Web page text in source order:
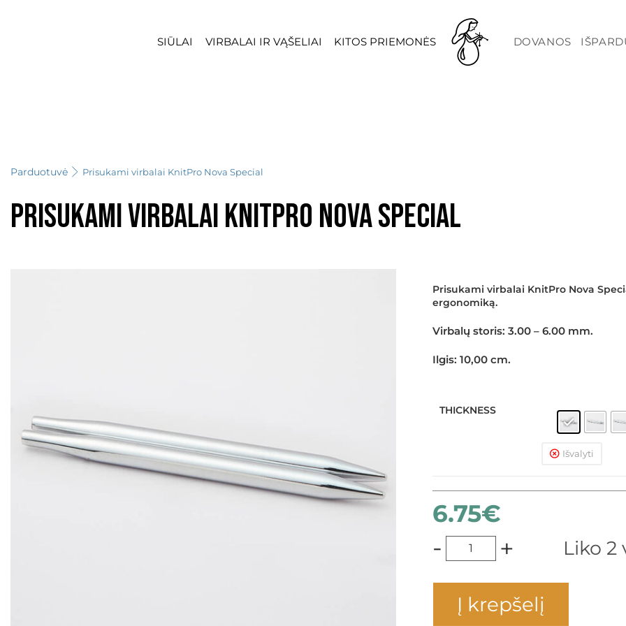
SIŪLAI VIRBALAI IR VĄŠELIAI KITOS PRIEMONĖS DOVANOS
Parduotuvė
Prisukami virbalai KnitPro Nova Special
Prisukami virbalai KnitPro Nova Special
Prisukami virbalai KnitPro Nova
ergonomiką.
Virbalų storis: 3.00 – 6.00 mm.
Ilgis: 10,00 cm.
THICKNESS
Išvalyti
6.75€
- + Liko 2
Į krepšelį